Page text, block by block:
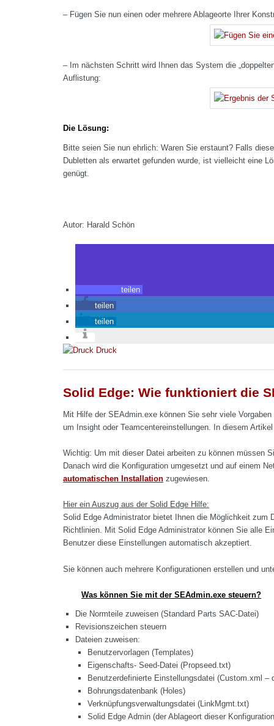
– Fügen Sie nun einen oder mehrere Ablageorte Ihrer
– Im nächsten Schritt wird Ihnen das System die
Auflistung:
Die Lösung:
Bitte seien Sie nun ehrlich: Waren Sie erstaunt? Falls
Dubletten als erwartet gefunden wurde, ist vielleicht eine
genügt.
Autor: Harald Schön
teilen
teilen
teilen
Druck
Solid Edge: Wie funktioniert die
Mit Hilfe der SEAdmin.exe können Sie sehr viele
um Insight oder Teamcentereinstellungen. In diesem
Wichtig: Um mit dieser Datei arbeiten zu können müssen
Danach wird die Konfiguration umgesetzt und auf einem
automatischen Installation zugewiesen.
Hier ein Auszug aus der Solid Edge Hilfe:
Solid Edge Administrator bietet Ihnen die Möglichkeit zum
Richtlinien. Mit Solid Edge Administrator können Sie alle
Benutzer diese Einstellungen automatisch akzeptiert.
Sie können auch mehrere Konfigurationen erstellen und
Was können Sie mit der SEAdmin.exe steuern?
Die Normteile zuweisen (Standard Parts SAC-Datei)
Revisionszeichen steuern
Dateien zuweisen:
Benutzervorlagen (Templates)
Eigenschafts- Seed-Datei (Propseed.txt)
Benutzerdefinierte Einstellungsdatei (Custom.xml
Bohrungsdatenbank (Holes)
Verknüpfungsverwaltungsdatei (LinkMgmt.txt)
Solid Edge Admin (der Ablageort dieser